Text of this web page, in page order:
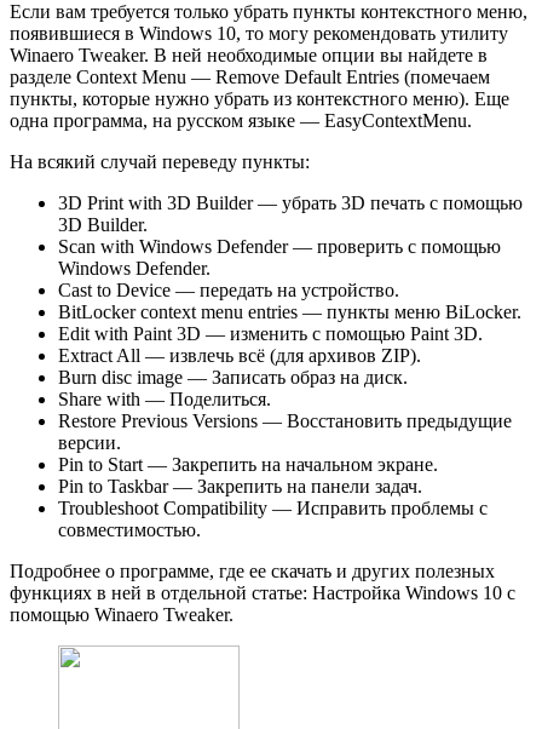
Если вам требуется только убрать пункты контекстного меню,
появившиеся в Windows 10, то могу рекомендовать утилиту
Winaero Tweaker. В ней необходимые опции вы найдете в
разделе Context Menu — Remove Default Entries (помечаем
пункты, которые нужно убрать из контекстного меню). Еще
одна программа, на русском языке — EasyContextMenu.
На всякий случай переведу пункты:
3D Print with 3D Builder — убрать 3D печать с помощью
3D Builder.
Scan with Windows Defender — проверить с помощью
Windows Defender.
Cast to Device — передать на устройство.
BitLocker context menu entries — пункты меню BiLocker.
Edit with Paint 3D — изменить с помощью Paint 3D.
Extract All — извлечь всё (для архивов ZIP).
Burn disc image — Записать образ на диск.
Share with — Поделиться.
Restore Previous Versions — Восстановить предыдущие
версии.
Pin to Start — Закрепить на начальном экране.
Pin to Taskbar — Закрепить на панели задач.
Troubleshoot Compatibility — Исправить проблемы с
совместимостью.
Подробнее о программе, где ее скачать и других полезных
функциях в ней в отдельной статье: Настройка Windows 10 с
помощью Winaero Tweaker.